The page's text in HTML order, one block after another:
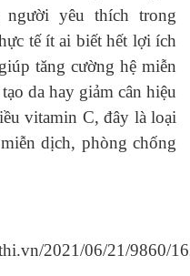
yêu thích trong
tế ít ai biết hết lợi ích
tăng cường hệ miễn
da hay giảm cân hiệu
vitamin C, đây là loại
dịch, phòng chống